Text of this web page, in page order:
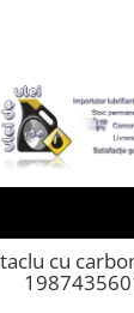
piele
cu